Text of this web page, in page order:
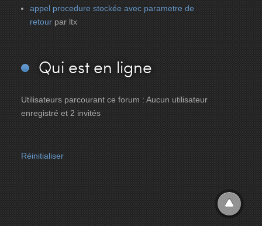
appel procedure stockée avec parametre de
retour par ltx
Qui est en ligne
Utilisateurs parcourant ce forum : Aucun utilisateur
enregistré et 2 invités
Réinitialiser